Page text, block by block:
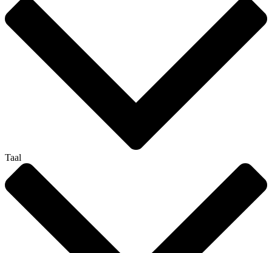
Taal